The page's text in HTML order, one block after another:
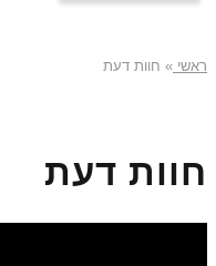
ראשי » חוות דעת
חוות דעת